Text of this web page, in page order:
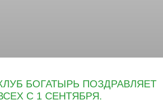
БОГАТЫРЬ ПОЗДРАВЛЯЕТ
С 1 СЕНТЯБРЯ.